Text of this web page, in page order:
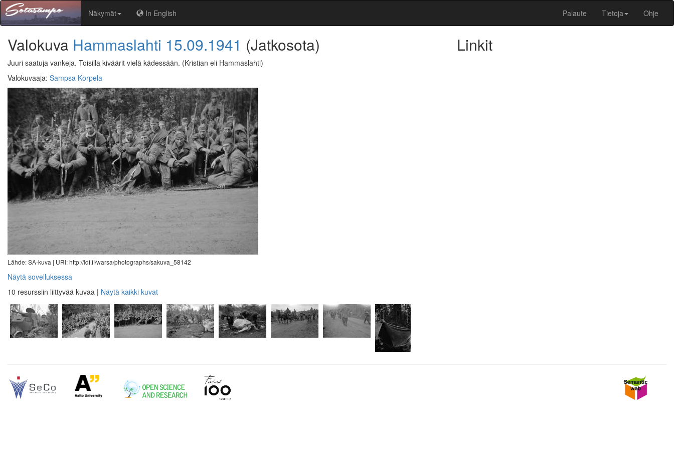
Näkymät In English Palaute Tietoja Ohje
Valokuva Hammaslahti 15.09.1941 (Jatkosota)
Juuri saatuja vankeja. Toisilla kiväärit vielä kädessään. (Kristian eli Hammaslahti)
Valokuvaaja: Sampsa Korpela
Lähde: SA-kuva | URI: http://ldf.fi/warsa/photographs/sakuva_58142
Näytä sovelluksessa
10 resurssiin liittyvää kuvaa | Näytä kaikki kuvat
Linkit